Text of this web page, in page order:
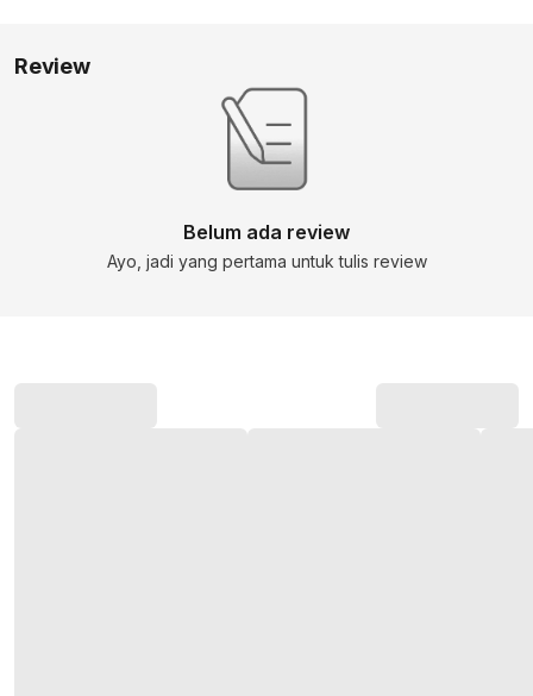
Review
Belum ada review
Ayo, jadi yang pertama untuk tulis review